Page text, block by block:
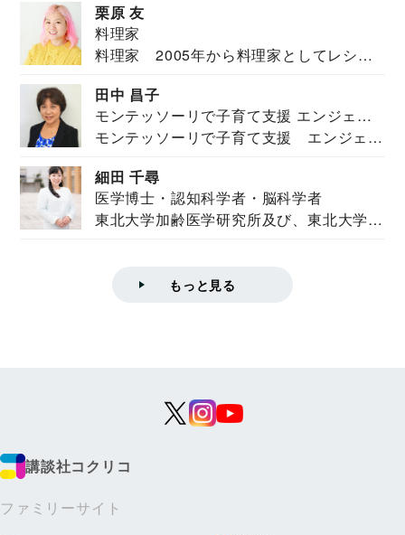
栗原 友
料理家
料理家 2005年から料理家としてレシピ
田中 昌子
モンテッソーリで子育て支援 エンジェル
ズハウス研究所所長
モンテッソーリで子育て支援 エンジェル
細田 千尋
医学博士・認知科学者・脳科学者
東北大学加齢医学研究所及び、東北大学大
もっと見る
講談社コクリコ
ファミリーサイト